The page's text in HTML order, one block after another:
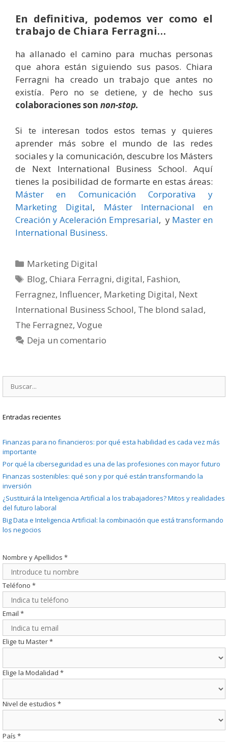
En definitiva, podemos ver como el
trabajo de Chiara Ferragni…
ha allanado el camino para muchas personas
que ahora están siguiendo sus pasos. Chiara
Ferragni ha creado un trabajo que antes no
existía. Pero no se detiene, y de hecho sus
colaboraciones son non-stop.
Si te interesan todos estos temas y quieres
aprender más sobre el mundo de las redes
sociales y la comunicación, descubre los Másters
de Next International Business School. Aquí
tienes la posibilidad de formarte en estas áreas:
Máster en Comunicación Corporativa y
Marketing Digital, Máster Internacional en
Creación y Aceleración Empresarial, y Master en
International Business.
Categorías
Marketing Digital
Etiquetas
Blog,Chiara Ferragni,digital, Fashion,
Ferragnez, Influencer, Marketing Digital, Next
International Business School, The blond salad,
The Ferragnez, Vogue
Deja un comentario
Entradas recientes
Finanzas para no financieros: por qué esta habilidad es cada vez más
importante
Por qué la ciberseguridad es una de las profesiones con mayor futuro
Finanzas sostenibles: qué son y por qué están transformando la
inversión
¿Sustituirá la Inteligencia Artificial a los trabajadores? Mitos y realidades
del futuro laboral
Big Data e Inteligencia Artificial: la combinación que está transformando
los negocios
Nombre y Apellidos *
Teléfono *
Email *
Elige tu Master*
Elige la Modalidad *
Nivel de estudios *
País *